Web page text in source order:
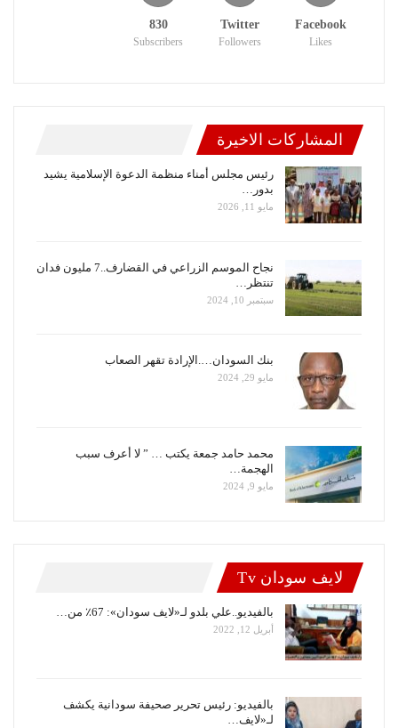
Facebook
Likes
Twitter
Followers
830
Subscribers
المشاركات الاخيرة
رئيس مجلس أمناء منظمة الدعوة الإسلامية يشيد
بدور…
مايو 11, 2026
نجاح الموسم الزراعي في القضارف..7 مليون فدان
تنتظر…
سبتمبر 10, 2024
بنك السودان….الإرادة تقهر الصعاب
مايو 29, 2024
محمد حامد جمعة يكتب … ” لا أعرف سبب
الهجمة…
مايو 9, 2024
لايف سودان Tv
بالفيديو..علي بلدو لـ«لايف سودان»: 67٪ من…
أبريل 12, 2022
بالفيديو: رئيس تحرير صحيفة سودانية يكشف
لـ«لايف…